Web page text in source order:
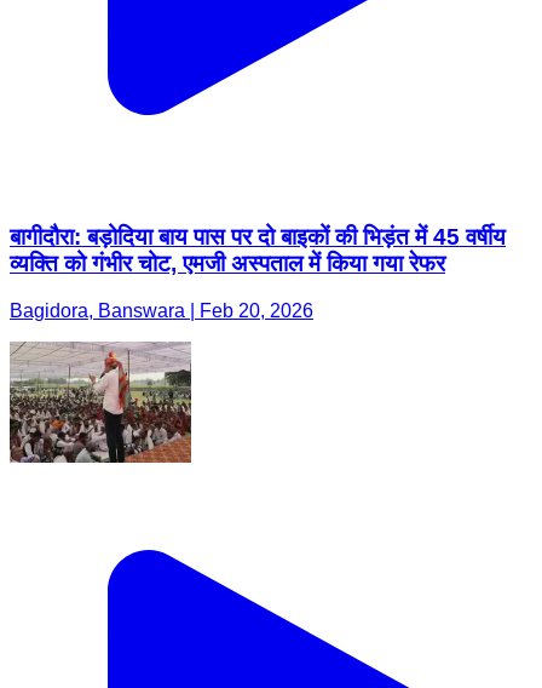
बागीदौरा: बड़ोदिया बाय पास पर दो बाइकों की भिड़ंत में 45 वर्षीय
व्यक्ति को गंभीर चोट, एमजी अस्पताल में किया गया रेफर
Bagidora, Banswara | Feb 20, 2026